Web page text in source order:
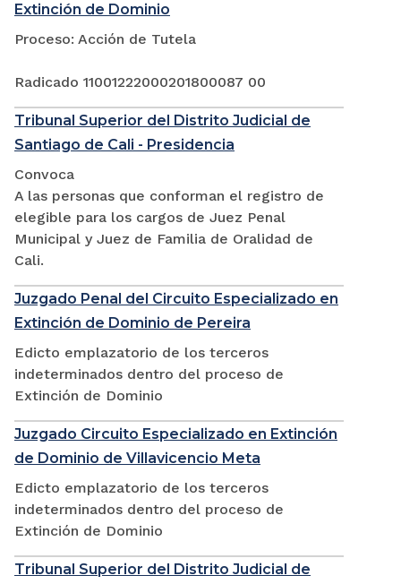
Extinción de Dominio
Proceso: Acción de Tutela
Radicado 11001222000201800087 00
Tribunal Superior del Distrito Judicial de
Santiago de Cali - Presidencia
Convoca
A las personas que conforman el registro de
elegible para los cargos de Juez Penal
Municipal y Juez de Familia de Oralidad de
Cali.
Juzgado Penal del Circuito Especializado en
Extinción de Dominio de Pereira
Edicto emplazatorio de los terceros
indeterminados dentro del proceso de
Extinción de Dominio
Juzgado Circuito Especializado en Extinción
de Dominio de Villavicencio Meta
Edicto emplazatorio de los terceros
indeterminados dentro del proceso de
Extinción de Dominio
Tribunal Superior del Distrito Judicial de